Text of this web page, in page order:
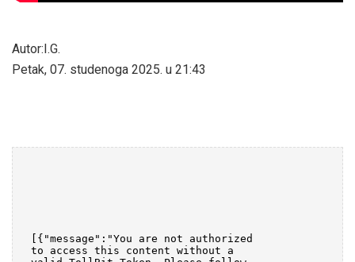
Autor:I.G.
Petak, 07. studenoga 2025. u 21:43